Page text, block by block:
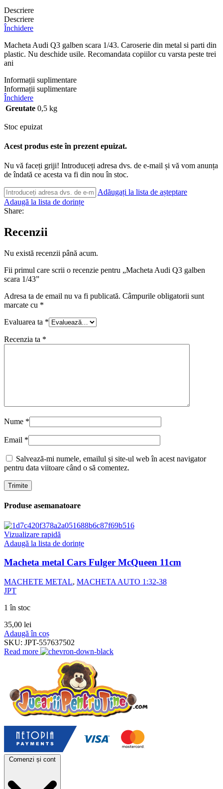
Descriere
Descriere
Închidere
Macheta Audi Q3 galben scara 1/43. Caroserie din metal si parti din
plastic. Nu deschide usile. Recomandata copiilor cu varsta peste trei
ani
Informații suplimentare
Informații suplimentare
Închidere
Greutate 0,5 kg
Stoc epuizat
Acest produs este în prezent epuizat.
Nu vă faceți griji! Introduceți adresa dvs. de e-mail și vă vom anunța
de îndată ce acesta va fi din nou în stoc.
Adăugați la lista de așteptare
Adaugă la lista de dorințe
Share:
Recenzii
Nu există recenzii până acum.
Fii primul care scrii o recenzie pentru „Macheta Audi Q3 galben
scara 1/43”
Adresa ta de email nu va fi publicată. Câmpurile obligatorii sunt
marcate cu *
Evaluarea ta *
Recenzia ta *
Nume *
Email *
Salvează-mi numele, emailul și site-ul web în acest navigator
pentru data viitoare când o să comentez.
Produse asemanatoare
Vizualizare rapidă
Adaugă la lista de dorințe
Macheta metal Cars Fulger McQueen 11cm
MACHETE METAL, MACHETA AUTO 1:32-38
JPT
1 în stoc
35,00 lei
Adaugă în coș
SKU: JPT-557637502
Read more
Comenzi și cont